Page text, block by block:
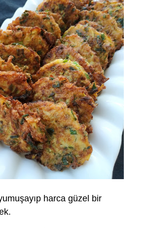
harca güzel bir